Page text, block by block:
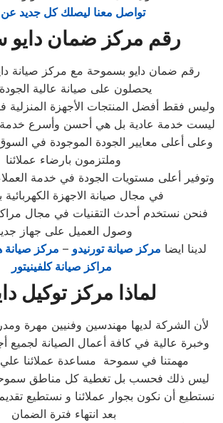
تواصل معنا ليصلك كل جديد عن
رقم مركز ضمان دايو
رقم ضمان دايو بسموحة مع مركز صيانة
يحصلون على صيانة عالية الجودة
وليس فقط أفضل المنتجات الأجهزة المنزلية
ليست خدمة عادية بل هي أحسن وأسرع
وعلى أعلى معايير الجودة الموجودة في
وملتزمون بارضاء عملائنا
وتوفير أعلى مستويات الجودة في خدمة
في مجال صيانة الاجهزة
فنحن نستخدم أحدث التقنيات في مجال
وصول العميل على جهاز
لدينا ايضا مركز صيانة تورنيدو – مركز صيانة
مراكز صيانة كلفينيتور
لماذا مركز توكيل
لأن الشركة لديها مهندسين وفنيين مهرة
وخبرة عالية في كافة أعمال الصيانة لجميع
مهمتنا في سموحة مساعدة عملائنا علي
ليس ذلك فحسب بل تغطية كل مناطق سموحة
نستطيع أن نكون بجوار عملائنا و نستطيع
بعد انتهاء فترة الضمان